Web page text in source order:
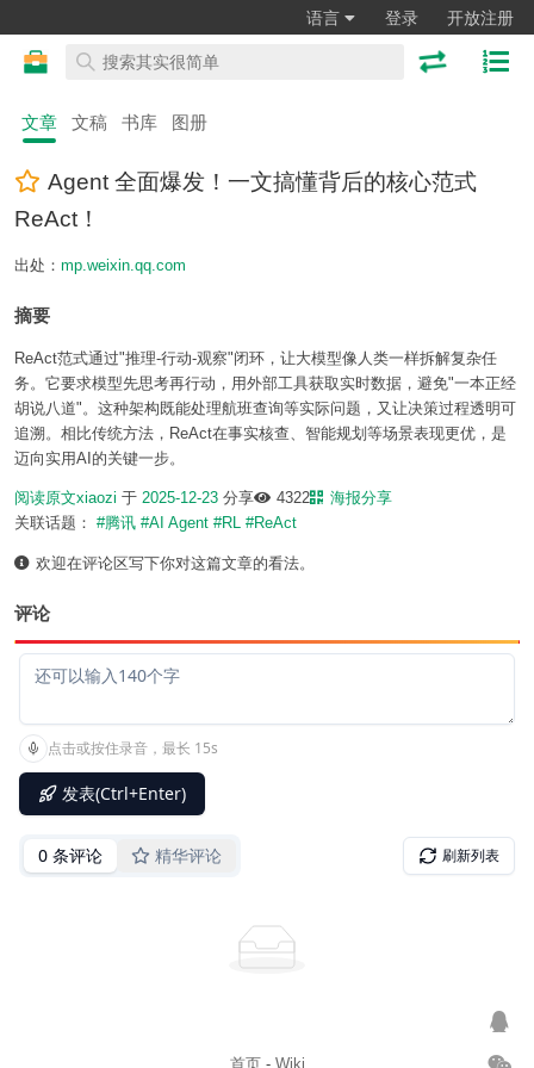
语言 登录 开放注册
文章 文稿 书库 图册
Agent 全面爆发！一文搞懂背后的核心范式
ReAct！
出处： mp.weixin.qq.com
摘要
ReAct范式通过"推理-行动-观察"闭环，让大模型像人类一样拆解复杂任
务。它要求模型先思考再行动，用外部工具获取实时数据，避免"一本正经
胡说八道"。这种架构既能处理航班查询等实际问题，又让决策过程透明可
追溯。相比传统方法，ReAct在事实核查、智能规划等场景表现更优，是
迈向实用AI的关键一步。
阅读原文xiaozi 于 2025-12-23 分享 4322
海报分享
关联话题： #腾讯 #AI Agent #RL #ReAct
欢迎在评论区写下你对这篇文章的看法。
评论
首页- Wiki